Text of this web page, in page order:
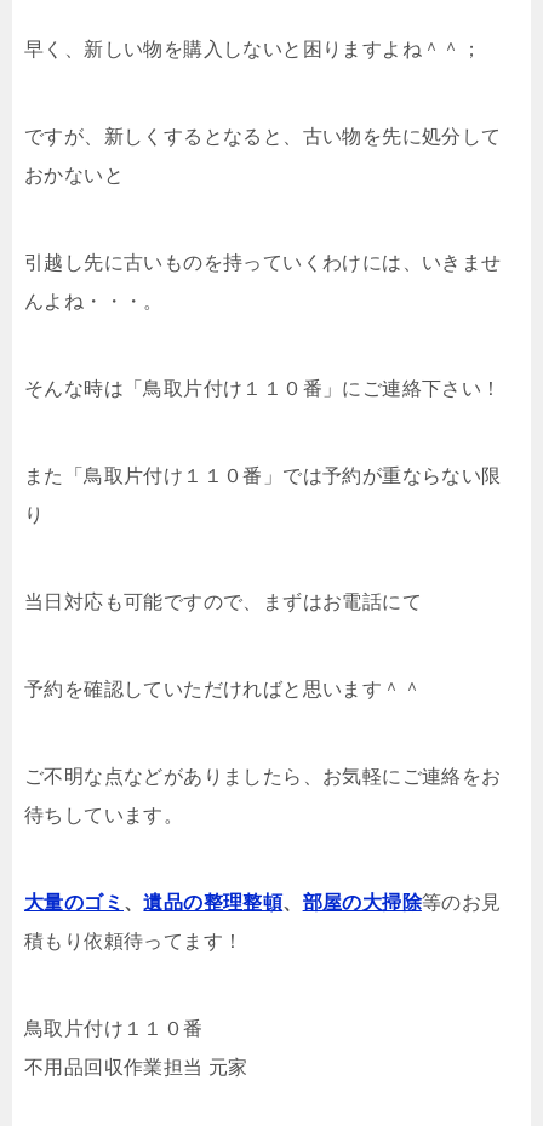
早く、新しい物を購入しないと困りますよね＾＾；
ですが、新しくするとなると、古い物を先に処分して
おかないと
引越し先に古いものを持っていくわけには、いきませ
んよね・・・。
そんな時は「鳥取片付け１１０番」にご連絡下さい！
また「鳥取片付け１１０番」では予約が重ならない限
り
当日対応も可能ですので、まずはお電話にて
予約を確認していただければと思います＾＾
ご不明な点などがありましたら、お気軽にご連絡をお
待ちしています。
大量のゴミ 、遺品の整理整頓、 部屋の大掃除等のお見
積もり依頼待ってます！
鳥取片付け１１０番
不用品回収作業担当 元家